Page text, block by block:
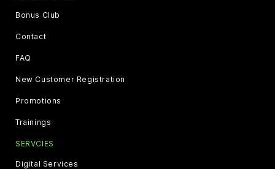
Bonus Club
Contact
FAQ
New Customer Registration
Promotions
Trainings
SERVCIES
Digital Services